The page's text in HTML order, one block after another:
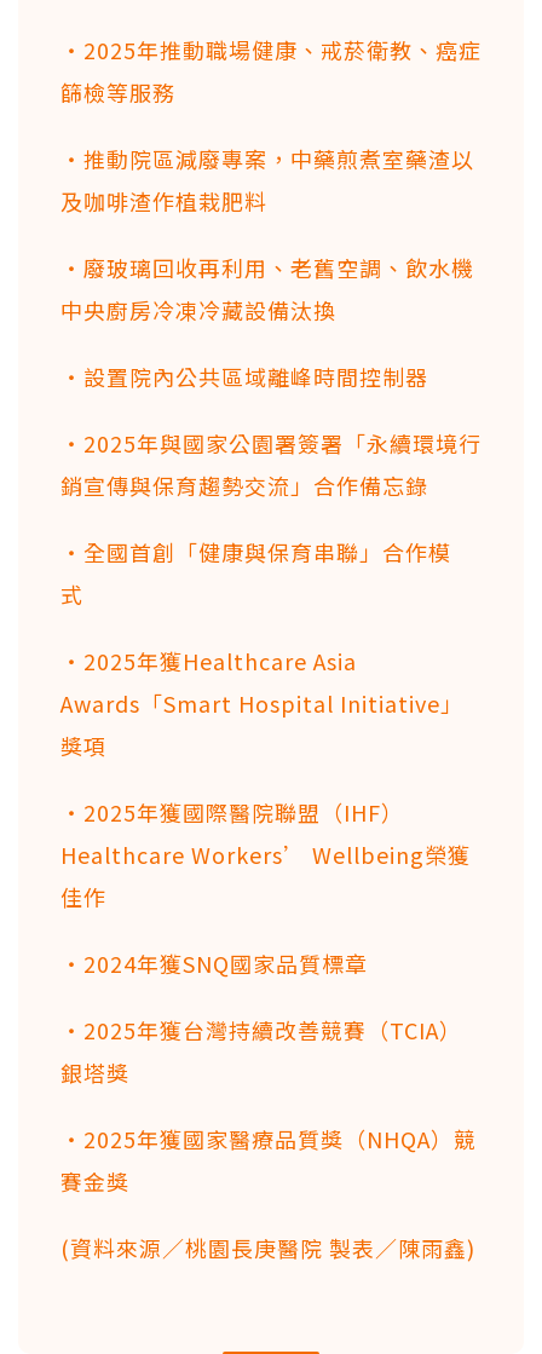
・2025年推動職場健康、戒菸衛教、癌症
篩檢等服務
・推動院區減廢專案，中藥煎煮室藥渣以
及咖啡渣作植栽肥料
・廢玻璃回收再利用、老舊空調、飲水機
中央廚房冷凍冷藏設備汰換
・設置院內公共區域離峰時間控制器
・2025年與國家公園署簽署「永續環境行
銷宣傳與保育趨勢交流」合作備忘錄
・全國首創「健康與保育串聯」合作模
式
・2025年獲Healthcare Asia
Awards「Smart Hospital Initiative」
獎項
・2025年獲國際醫院聯盟（IHF）
Healthcare Workers’ Wellbeing榮獲
佳作
・2024年獲SNQ國家品質標章
・2025年獲台灣持續改善競賽（TCIA）
銀塔獎
・2025年獲國家醫療品質獎（NHQA）競
賽金獎
(資料來源／桃園長庚醫院 製表／陳雨鑫)